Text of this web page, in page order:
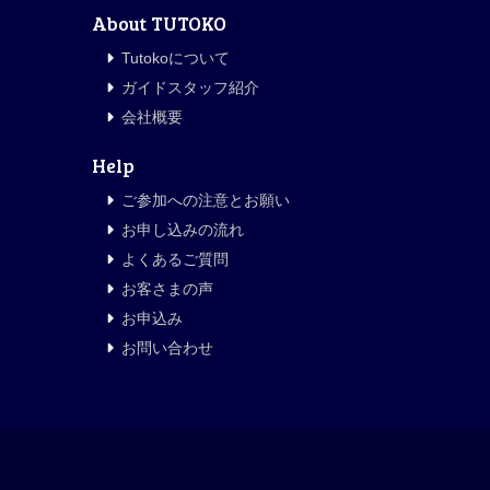
About TUTOKO
Tutokoについて
ガイドスタッフ紹介
会社概要
Help
ご参加への注意とお願い
お申し込みの流れ
よくあるご質問
お客さまの声
お申込み
お問い合わせ